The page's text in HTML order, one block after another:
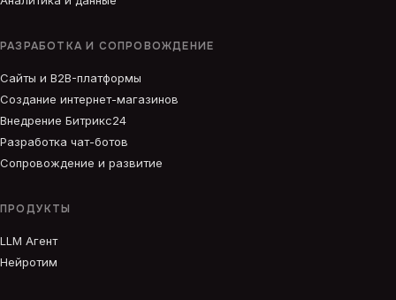
РАЗРАБОТКА И СОПРОВОЖДЕНИЕ
Сайты и B2B-платформы
Создание интернет-магазинов
Внедрение Битрикс24
Разработка чат-ботов
Сопровождение и развитие
ПРОДУКТЫ
LLM Агент
Нейротим